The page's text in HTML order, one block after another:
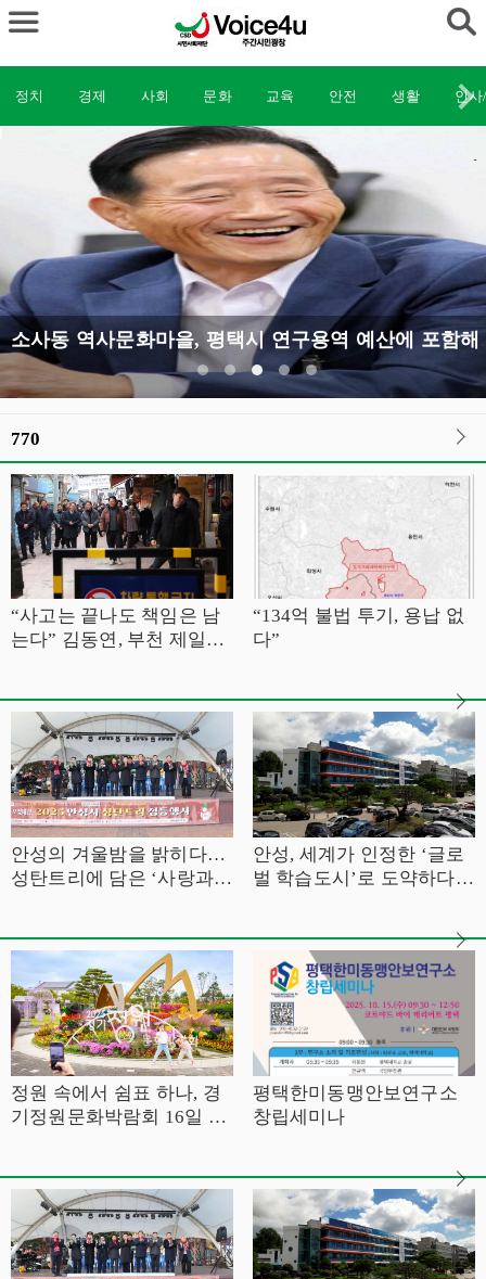
정치 경제 사회 문화 교육 안전 생활 인
소사동 역사
770
“사고는 끝나도 책임은 남
는다” 김동연, 부천 제일시
“134억 불법 투기, 용납 없
다”
안성의 겨울밤을 밝히다…
성탄트리에 담은 ‘사랑과
안성, 세계가 인정한 ‘글로
벌 학습도시’로 도약하다 –
시로 공식 등극 –
정원 속에서 쉼표 하나, 경
기정원문화박람회 16일 개
평택한미동맹안보연구소
창립세미나